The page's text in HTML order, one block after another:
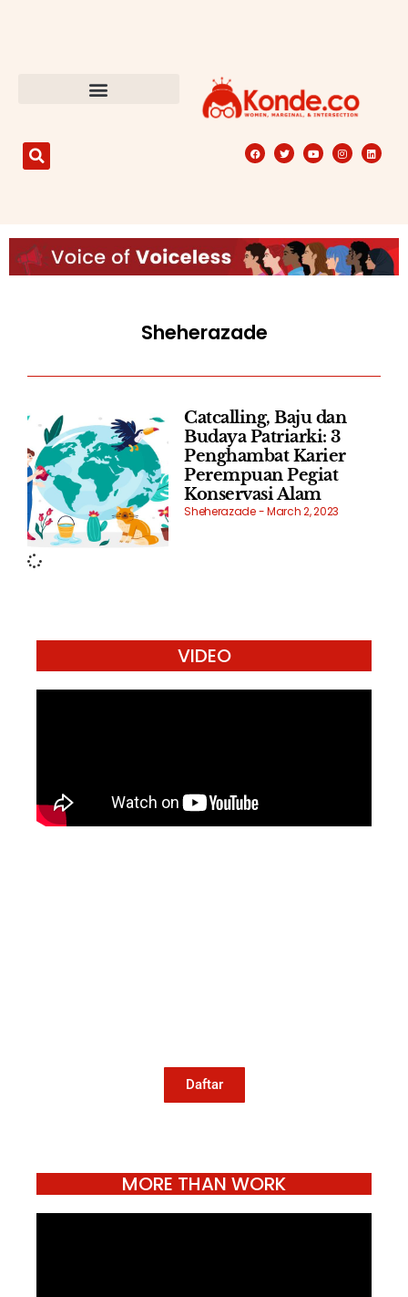
Sheherazade
Catcalling, Baju dan
Budaya Patriarki: 3
Penghambat Karier
Perempuan Pegiat
Konservasi Alam
Sheherazade March 2, 2023
VIDEO
Daftar
MORE THAN WORK